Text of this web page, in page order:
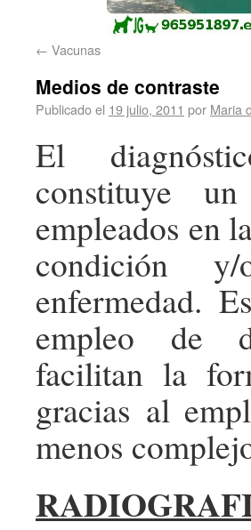
← Vacunas
Medios de contraste
Publicado el 19 julio, 2011 por Maria
El
constituye
empleados en
condición
enfermedad.
empleo de
facilitan la
gracias al
menos